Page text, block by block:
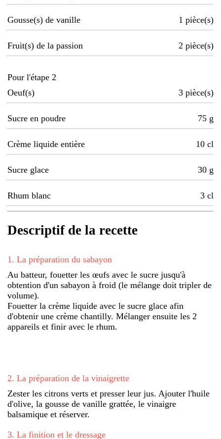
Gousse(s) de vanille 1 pièce(s)
Fruit(s) de la passion 2 pièce(s)
Pour l'étape 2
Oeuf(s)
3 pièce(s)
Sucre en poudre 75 g
Crème liquide entière 10 cl
Sucre glace 30 g
Rhum blanc 3 cl
Descriptif de la recette
1 . La préparation du sabayon
Au batteur, fouetter les œufs avec le sucre jusqu'à
obtention d'un sabayon à froid (le mélange doit tripler de
volume).
Fouetter la crème liquide avec le sucre glace afin
d'obtenir une crème chantilly. Mélanger ensuite les 2
appareils et finir avec le rhum.
2. La préparation de la vinaigrette
Zester les citrons verts et presser leur jus. Ajouter l'huile
d'olive, la gousse de vanille grattée, le vinaigre
balsamique et réserver.
3. La finition et le dressage